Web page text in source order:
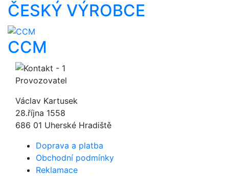
ČESKÝ VÝROBCE
CCM
Provozovatel
Václav Kartusek
28.října 1558
686 01 Uherské Hradiště
Doprava a platba
Obchodní podmínky
Reklamace